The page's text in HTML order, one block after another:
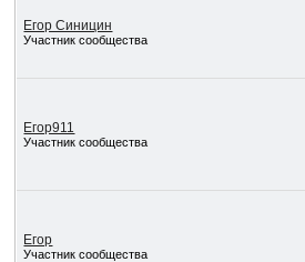
Егор Синицин
Участник сообщества
Егор911
Участник сообщества
Егор
Участник сообщества